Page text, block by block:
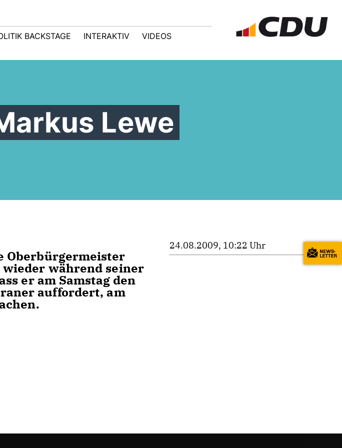
BACKSTAGE INTERAKTIV VIDEOS
Lewe
Oberbürgermeister
während seiner
er am Samstag den
auffordert, am
24.08.2009, 10:22 Uhr